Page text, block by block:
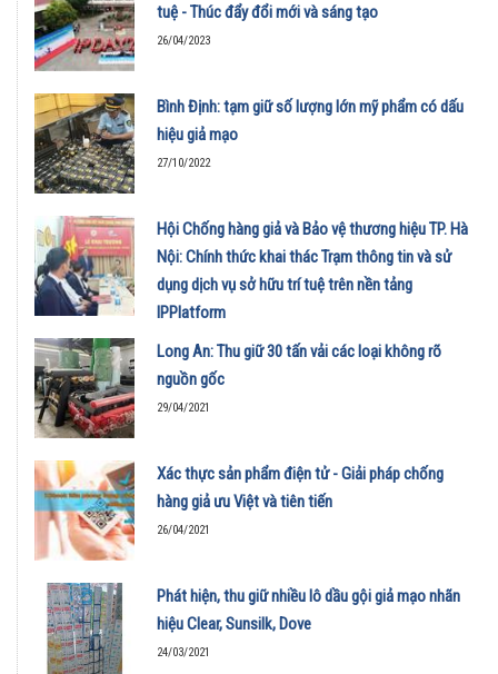
tuệ - Thúc đẩy đổi mới và sáng tạo
26/04/2023
Bình Định: tạm giữ số lượng lớn mỹ phẩm có dấu
hiệu giả mạo
27/10/2022
Hội Chống hàng giả và Bảo vệ thương hiệu TP. Hà
Nội: Chính thức khai thác Trạm thông tin và sử
dụng dịch vụ sở hữu trí tuệ trên nền tảng
IPPlatform
07/05/2021
Long An: Thu giữ 30 tấn vải các loại không rõ
nguồn gốc
29/04/2021
Xác thực sản phẩm điện tử - Giải pháp chống
hàng giả ưu Việt và tiên tiến
26/04/2021
Phát hiện, thu giữ nhiều lô dầu gội giả mạo nhãn
hiệu Clear, Sunsilk, Dove
24/03/2021